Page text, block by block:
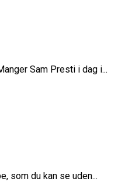
Sam Presti i dag i...
som du kan se uden...